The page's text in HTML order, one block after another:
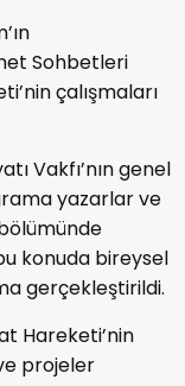
Sohbetleri
çalışmaları
Vakfı’nın genel
yazarlar ve
konuda bireysel
gerçekleştirildi.
Hareketi’nin
projeler